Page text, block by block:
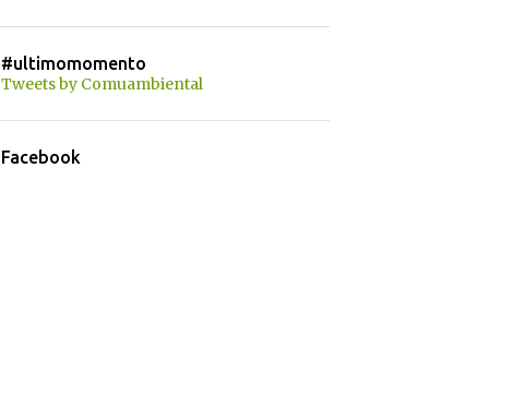
#ultimomomento
Tweets by Comuambiental
Facebook